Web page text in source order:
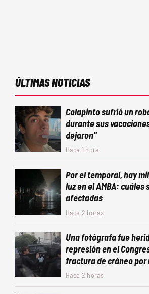
ÚLTIMAS NOTICIAS
Colapinto sufrió un
durante sus
dejaron"
Hace 1 hora
Por el temporal, hay
luz en el AMBA: cuáles
afectadas
Hace 2 horas
Una fotógrafa fue
represión en el
fractura de cráneo por
Hace 2 horas